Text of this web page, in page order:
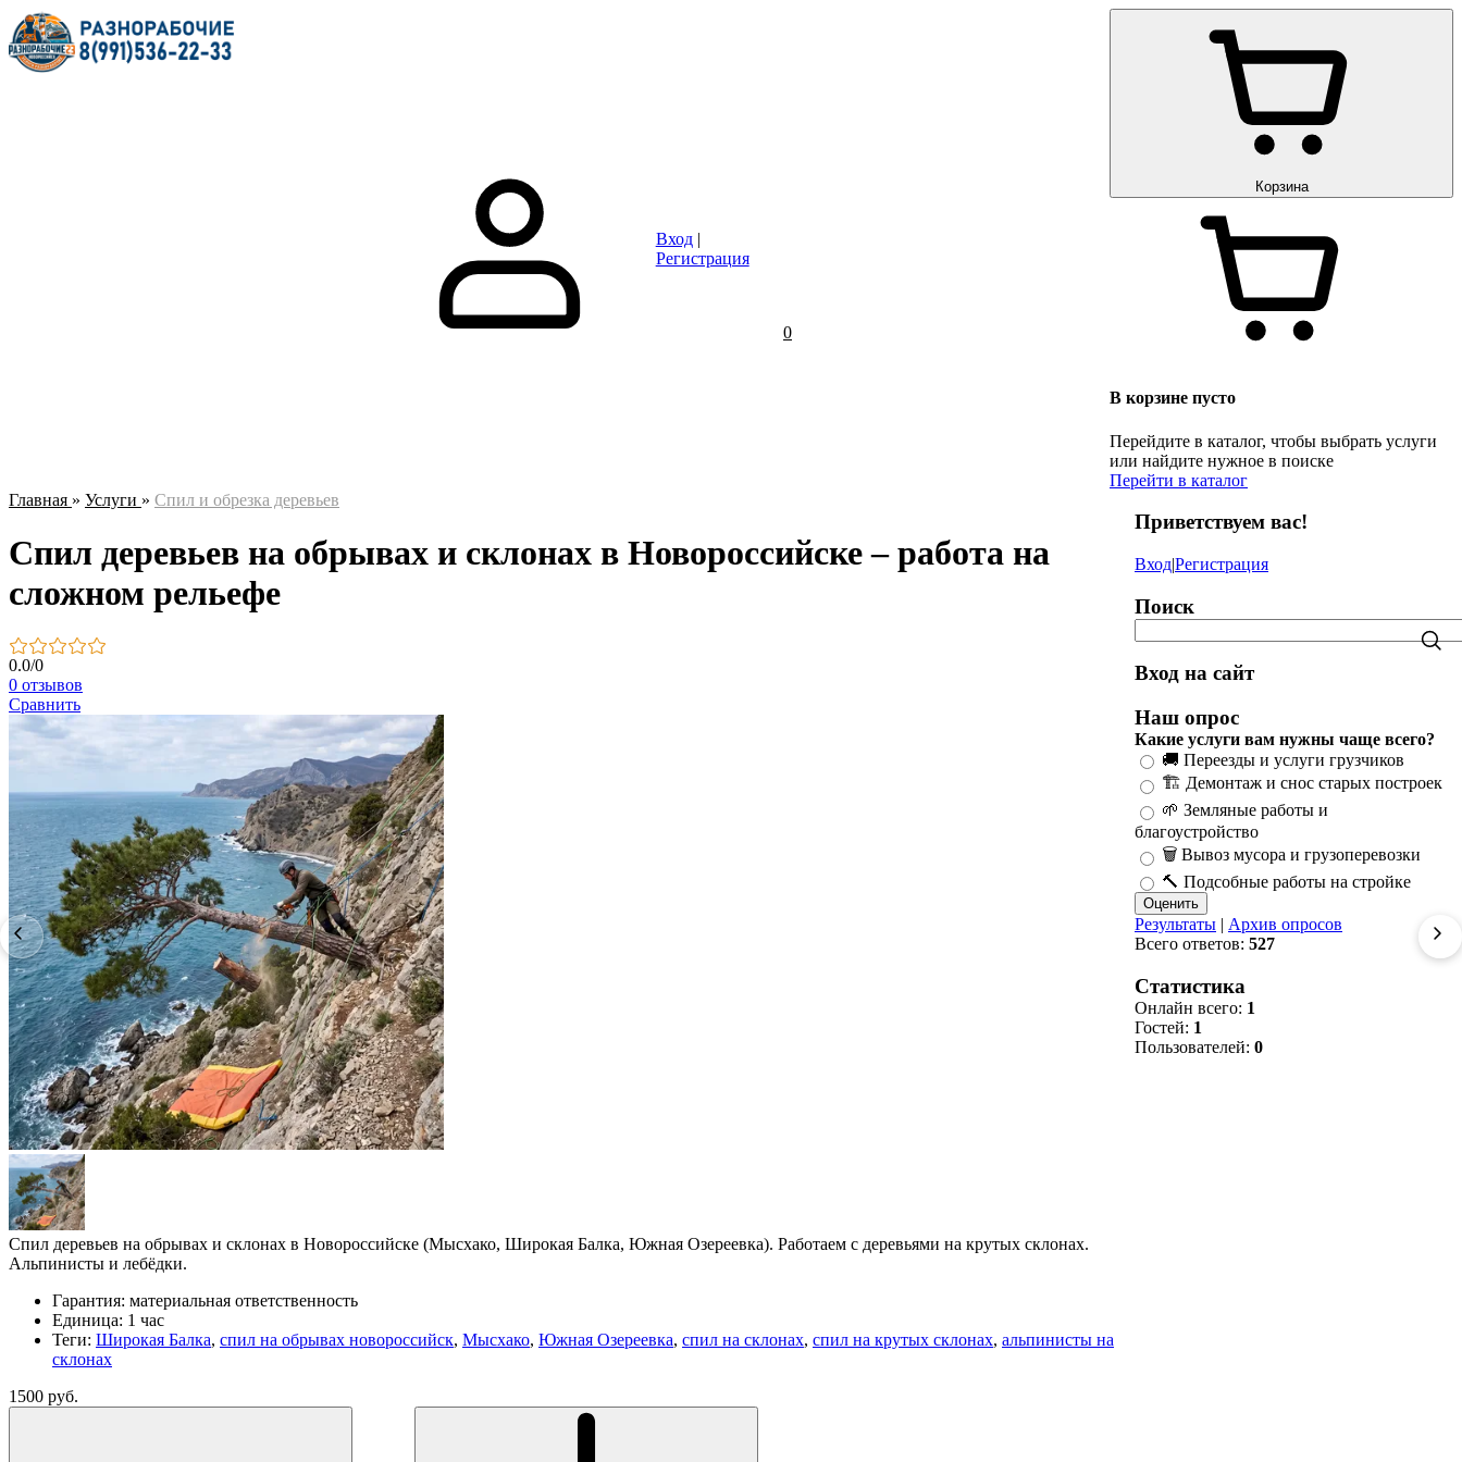
Вход|
Регистрация
0
Корзина
В корзине пусто
Перейдите в каталог, чтобы выбрать услуги
или найдите нужное в поиске
Перейти в каталог
Главная » Услуги » Спил и обрезка деревьев
Спил деревьев на обрывах и склонах в Новороссийске – работа на
сложном рельефе
0.0/0
0 отзывов
Сравнить
Спил деревьев на обрывах и склонах в Новороссийске (Мысхако, Широкая Балка, Южная Озереевка). Работаем с деревьями на крутых склонах.
Альпинисты и лебёдки.
Гарантия: материальная ответственность
Единица: 1 час
Теги: Широкая Балка, спил на обрывах новороссийск, Мысхако, Южная Озереевка, спил на склонах, спил на крутых склонах, альпинисты на
склонах
1500 руб.
Приветствуем вас!
Вход|Регистрация
Поиск
Вход на сайт
Наш опрос
Какие услуги вам нужны чаще всего?
🚚 Переезды и услуги грузчиков
🏗️ Демонтаж и снос старых построек
🌱 Земляные работы и
благоустройство
🗑️ Вывоз мусора и грузоперевозки
🔨 Подсобные работы на стройке
Результаты | Архив опросов
Всего ответов: 527
Статистика
Онлайн всего: 1
Гостей: 1
Пользователей: 0